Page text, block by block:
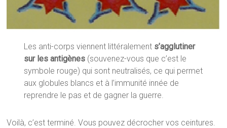
Les anti-corps viennent littéralement s’agglutiner
sur les antigènes (souvenez-vous que c’est le
symbole rouge) qui sont neutralisés, ce qui permet
aux globules blancs et à l’immunité innée de
reprendre le pas et de gagner la guerre.
Voilà, c’est terminé. Vous pouvez décrocher vos ceintures.